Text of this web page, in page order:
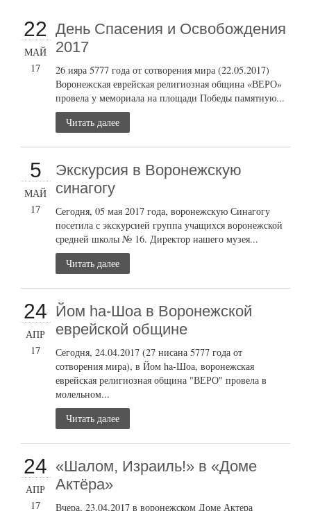
22
МАЙ
17
День Спасения и Освобождения
2017
26 ияра 5777 года от сотворения мира (22.05.2017)
Воронежская еврейская религиозная община «ВЕРО»
провела у мемориала на площади Победы памятную...
Читать далее
5
МАЙ
17
Экскурсия в Воронежскую
синагогу
Сегодня, 05 мая 2017 года, воронежскую Синагогу
посетила с экскурсией группа учащихся воронежской
средней школы № 16. Директор нашего музея...
Читать далее
24
АПР
17
Йом ha-Шоа в Воронежской
еврейской общине
Сегодня, 24.04.2017 (27 нисана 5777 года от
сотворения мира), в Йом ha-Шоа, воронежская
еврейская религиозная община "ВЕРО" провела в
молельном...
Читать далее
24
АПР
17
«Шалом, Израиль!» в «Доме
Актёра»
Вчера, 23.04.2017 в воронежском Доме Актера